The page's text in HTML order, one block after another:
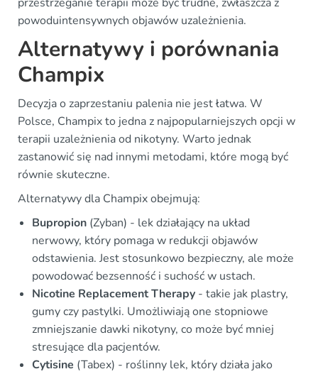
przestrzeganie terapii może być trudne, zwłaszcza z
powoduintensywnych objawów uzależnienia.
Alternatywy i porównania
Champix
Decyzja o zaprzestaniu palenia nie jest łatwa. W
Polsce, Champix to jedna z najpopularniejszych opcji w
terapii uzależnienia od nikotyny. Warto jednak
zastanowić się nad innymi metodami, które mogą być
równie skuteczne.
Alternatywy dla Champix obejmują:
Bupropion (Zyban) - lek działający na układ
nerwowy, który pomaga w redukcji objawów
odstawienia. Jest stosunkowo bezpieczny, ale może
powodować bezsenność i suchość w ustach.
Nicotine Replacement Therapy - takie jak plastry,
gumy czy pastylki. Umożliwiają one stopniowe
zmniejszanie dawki nikotyny, co może być mniej
stresujące dla pacjentów.
Cytisine (Tabex) - roślinny lek, który działa jako